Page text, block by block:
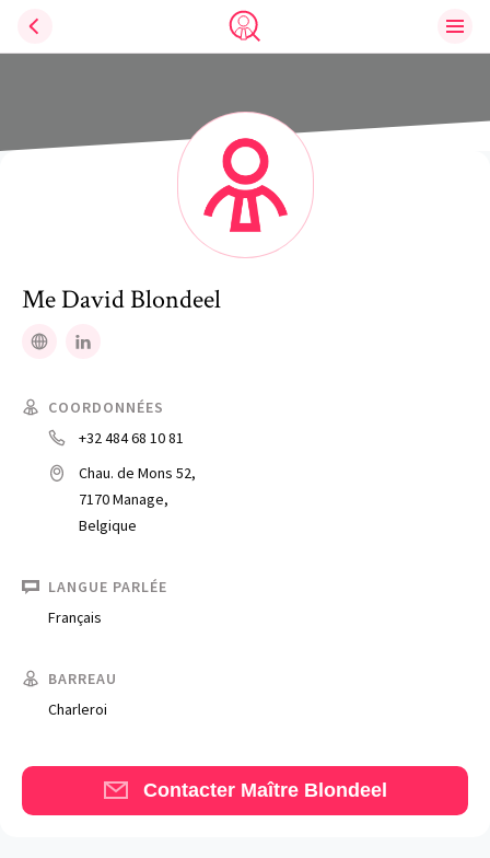
Trouve un avocat
Qui sommes-nous
MeDavidBlondeel
Site webLinkedIn
COORDONNÉES
+32 484 68 10 81
Chau. de Mons 52,
7170 Manage,
Belgique
LANGUE PARLÉE
Français
BARREAU
Charleroi
Contacter Maître Blondeel